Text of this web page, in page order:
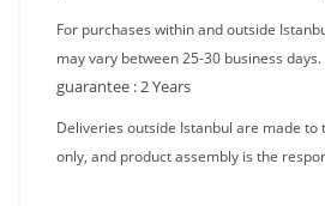
For purchases within and outside
may vary between 25-30 business days.
guarantee : 2 Years
Deliveries outside Istanbul are made to
only, and product assembly is the